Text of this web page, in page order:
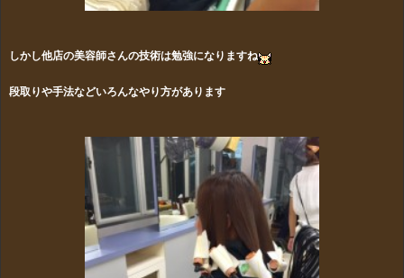
しかし他店の美容師さんの技術は勉強になりますね
段取りや手法などいろんなやり方があります